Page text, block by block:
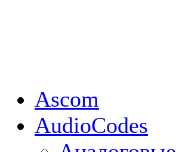
Ascom
AudioCodes